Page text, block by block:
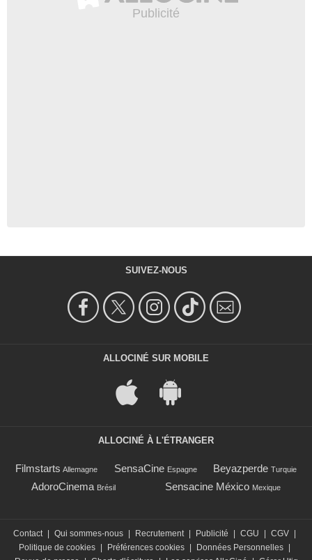
SUIVEZ-NOUS
ALLOCINÉ SUR MOBILE
ALLOCINÉ À L'ÉTRANGER
Filmstarts Allemagne SensaCine Espagne Beyazperde Turquie
AdoroCinema Brésil Sensacine México Mexique
Contact Qui sommes-nous Recrutement Publicité CGU CGV
Politique de cookies
Préférences cookies Données Personnelles